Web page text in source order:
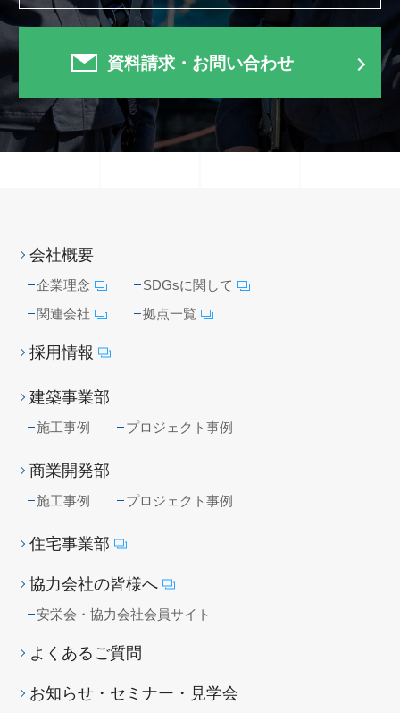
資料請求・お問い合わせ
会社概要
企業理念
SDGsに関して
関連会社
拠点一覧
採用情報
建築事業部
施工事例 プロジェクト事例
商業開発部
施工事例 プロジェクト事例
住宅事業部
協力会社の皆様へ
安栄会・協力会社会員サイト
よくあるご質問
お知らせ・セミナー・見学会